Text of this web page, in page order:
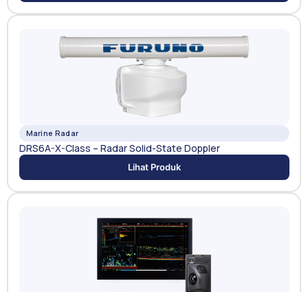
Marine Radar
DRS6A-X-Class – Radar Solid-State Doppler
Lihat Produk